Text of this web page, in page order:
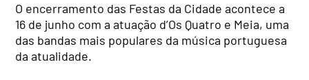
O encerramento das Festas da Cidade acontece a
16 de junho com a atuação d’Os Quatro e Meia, uma
das bandas mais populares da música portuguesa
da atualidade.